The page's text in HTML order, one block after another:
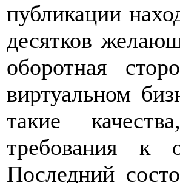
публикации
десятков
оборотная
виртуальном
такие
требования к
Последний